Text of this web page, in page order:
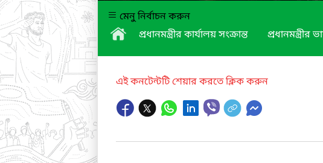
মেনু নির্বাচন করুন
প্রধানমন্ত্রীর কার্যালয় সংক্রান্ত
প্রধানমন্ত্রীর
এই কনটেন্টটি শেয়ার করতে ক্লিক করুন